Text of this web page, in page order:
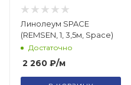
Линолеум SPACE
(REMSEN, 1, 3,5м, Space)
Достаточно
2 260 ₽/м